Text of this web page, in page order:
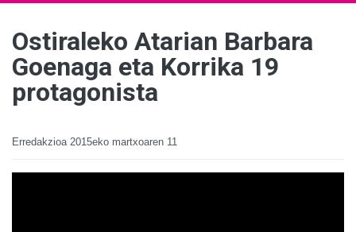
Ostiraleko Atarian Barbara
Goenaga eta Korrika 19
protagonista
Erredakzioa 2015eko martxoaren 11